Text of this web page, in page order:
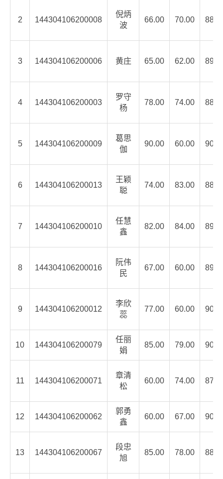
2 144304106200008
倪炳
波
66.00 70.00
3 144304106200006 黄庄 65.00 62.00
4 144304106200003
罗守
杨
78.00 74.00
5 144304106200009
葛思
伽
90.00 60.00
6 144304106200013
王颖
聪
74.00 83.00
7 144304106200010
任慧
鑫
82.00 84.00
8 144304106200016
阮伟
民
67.00 60.00
9 144304106200012
李欣
蕊
77.00 60.00
10 144304106200079
任丽
娟
85.00 79.00
11 144304106200071
章清
松
60.00 74.00
12 144304106200062
郭勇
鑫
60.00 67.00
13 144304106200067
段忠
旭
85.00 78.00